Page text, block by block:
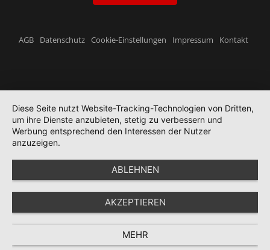
AGB Datenschutz Cookie-Einstellungen Impressum Kontakt
Diese Seite nutzt Website-Tracking-Technologien von Dritten,
um ihre Dienste anzubieten, stetig zu verbessern und
Werbung entsprechend den Interessen der Nutzer
anzuzeigen.
ABLEHNEN
AKZEPTIEREN
MEHR